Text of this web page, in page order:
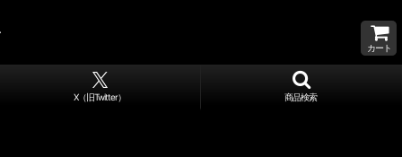
カート
X（旧Twitter） 商品検索